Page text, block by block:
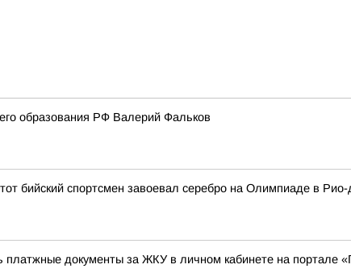
образования РФ Валерий Фальков
бийский спортсмен завоевал серебро на Олимпиаде в
платжные документы за ЖКУ в личном кабинете на портале